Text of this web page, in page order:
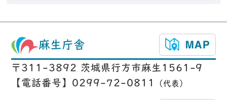
麻生庁舎
〒311-3892 茨城県行方市麻生1561-9
【電話番号】0299-72-0811
（代表）